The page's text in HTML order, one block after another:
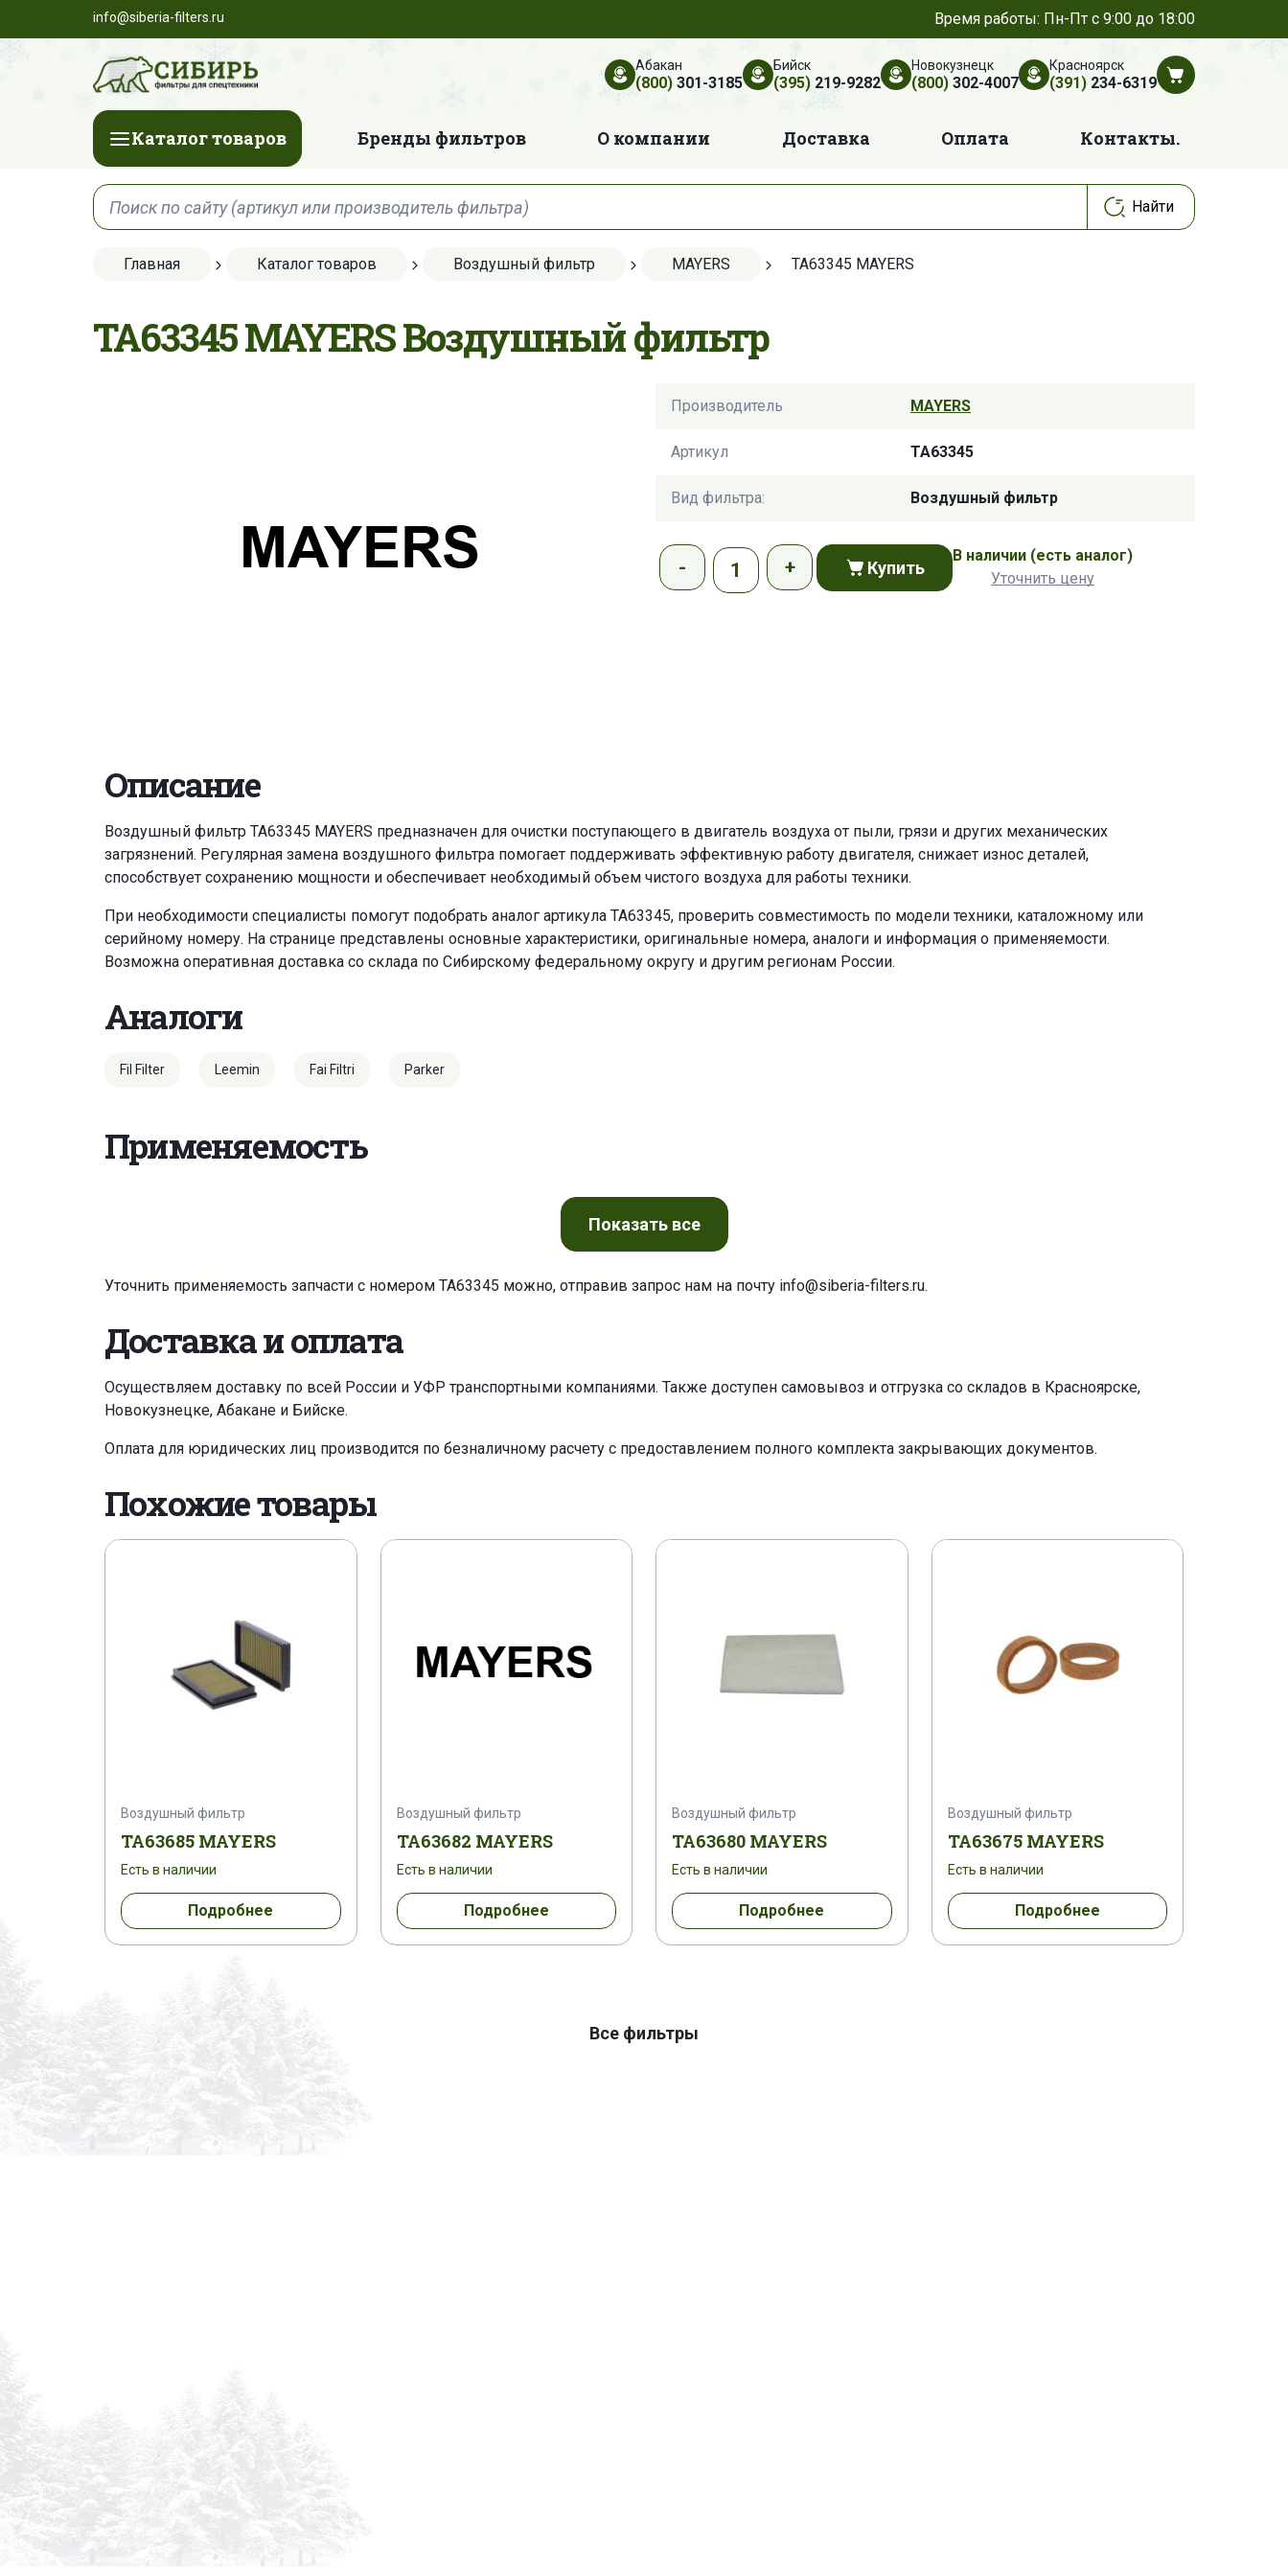
info@siberia-filters.ru Время работы: Пн-Пт с 9:00 до 18:00
Абакан
(800)301-3185
Бийск
(395)219-9282
Новокузнецк
(800)302-4007
Красноярск
(391)234-6319
Каталог товаров Бренды фильтров О компании Доставка Оплата Контакты.
Главная Каталог товаров Воздушный фильтр MAYERS TA63345 MAYERS
TA63345 MAYERS Воздушный фильтр
Производитель MAYERS
Артикул TA63345
Вид фильтра: Воздушный фильтр
Купить
В наличии (есть аналог)
Уточнить цену
Описание
Воздушный фильтр TA63345 MAYERS предназначен для очистки поступающего в двигатель воздуха от пыли, грязи и других механических
загрязнений. Регулярная замена воздушного фильтра помогает поддерживать эффективную работу двигателя, снижает износ деталей,
способствует сохранению мощности и обеспечивает необходимый объем чистого воздуха для работы техники.
При необходимости специалисты помогут подобрать аналог артикула TA63345, проверить совместимость по модели техники, каталожному или
серийному номеру. На странице представлены основные характеристики, оригинальные номера, аналоги и информация о применяемости.
Возможна оперативная доставка со склада по Сибирскому федеральному округу и другим регионам России.
Аналоги
Fil Filter Leemin Fai Filtri Parker
Применяемость
Показатьвсе
Уточнить применяемость запчасти с номером TA63345 можно, отправив запрос нам на почту info@siberia-filters.ru.
Доставка и оплата
Осуществляем доставку по всей России и УФР транспортными компаниями. Также доступен самовывоз и отгрузка со складов в Красноярске,
Новокузнецке, Абакане и Бийске.
Оплата для юридических лиц производится по безналичному расчету с предоставлением полного комплекта закрывающих документов.
Похожие товары
Воздушный фильтр
TA63685 MAYERS
Есть в наличии
Подробнее
Воздушный фильтр
TA63682 MAYERS
Есть в наличии
Подробнее
Воздушный фильтр
TA63680 MAYERS
Есть в наличии
Подробнее
Воздушный фильтр
TA63675 MAYERS
Есть в наличии
Подробнее
Все фильтры